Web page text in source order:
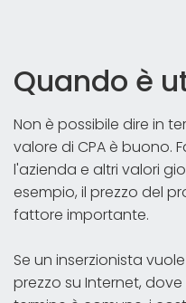
Quando è
Non è possibile dire in
valore di CPA è buono.
l'azienda e altri valori
esempio, il prezzo del
fattore importante.
Se un inserzionista
prezzo su Internet,